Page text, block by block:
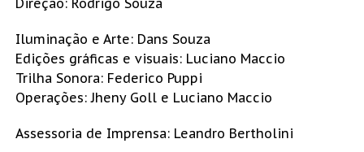
Iluminação e Arte: Dans Souza
Edições gráficas e visuais: Luciano Maccio
Trilha Sonora: Federico Puppi
Operações: Jheny Goll e Luciano Maccio
Assessoria de Imprensa: Leandro Bertholini